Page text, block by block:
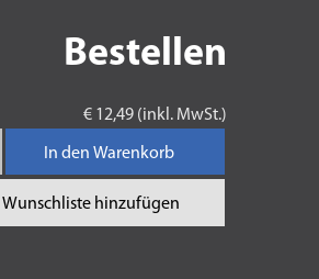
Bestellen
€ 12,49 (inkl. MwSt.)
In den Warenkorb
Wunschliste hinzufügen